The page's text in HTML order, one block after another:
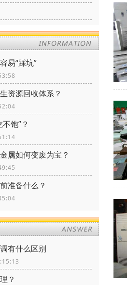
易“踩坑”
资源回收体系？
饱”？
属如何变废为宝？
准备什么？
有什么区别
？